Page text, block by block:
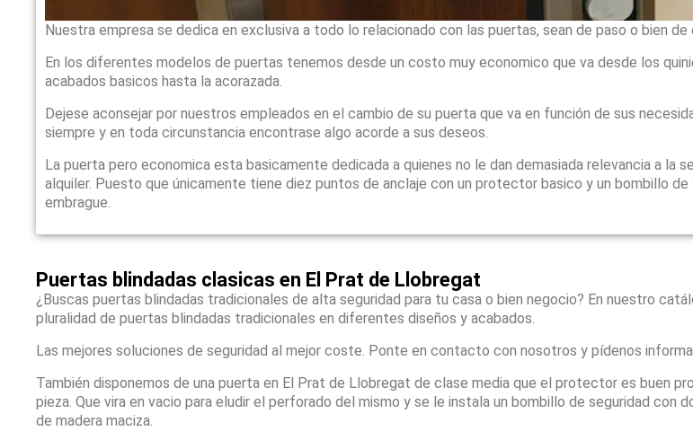
Nuestra empresa se dedica en exclusiva a todo lo relacionado con las puertas, sean de paso o bien de
En los diferentes modelos de puertas tenemos desde un costo muy economico que va desde los
acabados basicos hasta la acorazada.
Dejese aconsejar por nuestros empleados en el cambio de su puerta que va en función de sus
siempre y en toda circunstancia encontrase algo acorde a sus deseos.
La puerta pero economica esta basicamente dedicada a quienes no le dan demasiada relevancia a la
alquiler. Puesto que únicamente tiene diez puntos de anclaje con un protector basico y un bombillo de
embrague.
Puertas blindadas clasicas en El Prat de Llobregat
¿Buscas puertas blindadas tradicionales de alta seguridad para tu casa o bien negocio? En nuestro
pluralidad de puertas blindadas tradicionales en diferentes diseños y acabados.
Las mejores soluciones de seguridad al mejor coste. Ponte en contacto con nosotros y pídenos
También disponemos de una puerta en El Prat de Llobregat de clase media que el protector es buen
pieza. Que vira en vacio para eludir el perforado del mismo y se le instala un bombillo de seguridad con
de madera maciza.